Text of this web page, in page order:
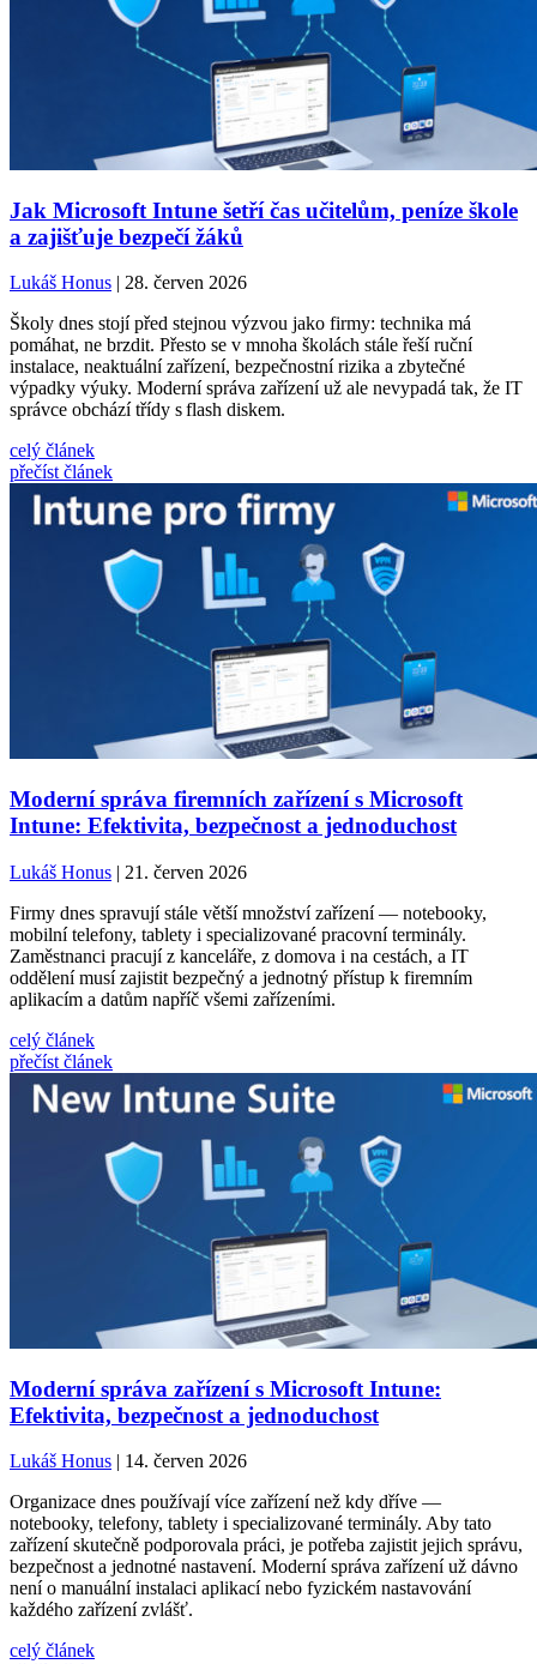
Jak Microsoft Intune šetří čas učitelům, peníze škole
a zajišťuje bezpečí žáků
Lukáš Honus | 28. červen 2026
Školy dnes stojí před stejnou výzvou jako firmy: technika má
pomáhat, ne brzdit. Přesto se v mnoha školách stále řeší ruční
instalace, neaktuální zařízení, bezpečnostní rizika a zbytečné
výpadky výuky. Moderní správa zařízení už ale nevypadá tak, že IT
správce obchází třídy s flash diskem.
celý článek
přečíst článek
Moderní správa firemních zařízení s Microsoft
Intune: Efektivita, bezpečnost a jednoduchost
Lukáš Honus | 21. červen 2026
Firmy dnes spravují stále větší množství zařízení — notebooky,
mobilní telefony, tablety i specializované pracovní terminály.
Zaměstnanci pracují z kanceláře, z domova i na cestách, a IT
oddělení musí zajistit bezpečný a jednotný přístup k firemním
aplikacím a datům napříč všemi zařízeními.
celý článek
přečíst článek
Moderní správa zařízení s Microsoft Intune:
Efektivita, bezpečnost a jednoduchost
Lukáš Honus | 14. červen 2026
Organizace dnes používají více zařízení než kdy dříve —
notebooky, telefony, tablety i specializované terminály. Aby tato
zařízení skutečně podporovala práci, je potřeba zajistit jejich správu,
bezpečnost a jednotné nastavení. Moderní správa zařízení už dávno
není o manuální instalaci aplikací nebo fyzickém nastavování
každého zařízení zvlášť.
celý článek